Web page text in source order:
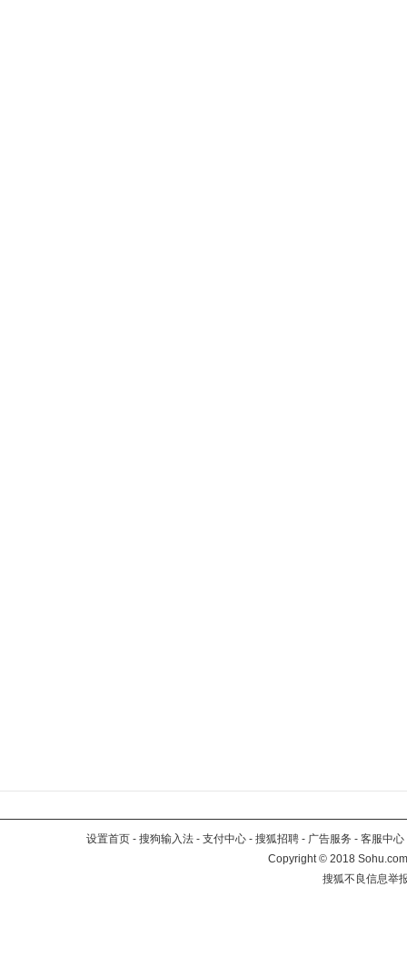
设置首页 - 搜狗输入法 - 支付中心 - 搜狐招聘 - 广告服务 - 客服中心
Copyright©2018
搜狐不良信息举